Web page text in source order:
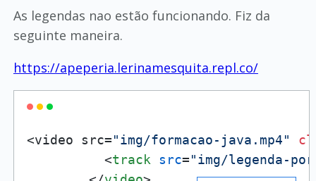
As legendas nao estão funcionando. Fiz da
seguinte maneira.
https://apeperia.lerinamesquita.repl.co/
<video src="img/formacao-java.mp4"
<track src="img/legenda-